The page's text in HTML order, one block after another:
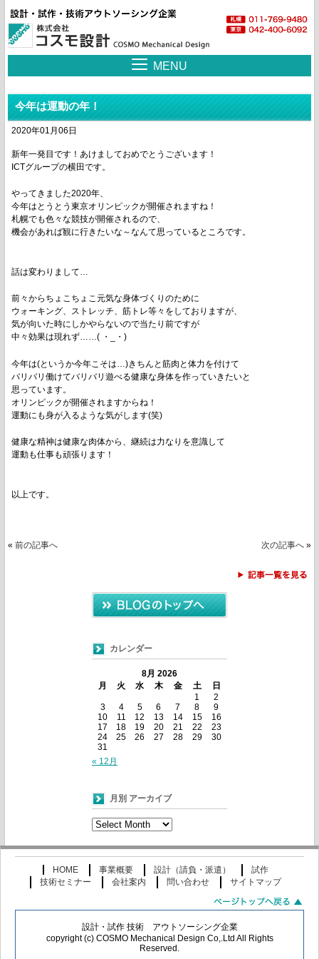
MENU
今年は運動の年！
2020年01月06日
新年一発目です！あけましておめでとうございます！
ICTグループの横田です。
やってきました2020年、
今年はとうとう東京オリンピックが開催されますね！
札幌でも色々な競技が開催されるので、
機会があれば観に行きたいな～なんて思っているところです。
話は変わりまして…
前々からちょこちょこ元気な身体づくりのために
ウォーキング、ストレッチ、筋トレ等々をしておりますが、
気が向いた時にしかやらないので当たり前ですが
中々効果は現れず……( ・_・)
今年は(というか今年こそは…)きちんと筋肉と体力を付けて
バリバリ働けてバリバリ遊べる健康な身体を作っていきたいと
思っています。
オリンピックが開催されますからね！
運動にも身が入るような気がします(笑)
健康な精神は健康な肉体から、継続は力なりを意識して
運動も仕事も頑張ります！
以上です。
«前の記事へ 次の記事へ»
カレンダー
8月 2026
月
火 水 木 金 土
日
1
2
3
4 5 6 7 8
9
10
11 12 13 14 15
16
17
18 19 20 21 22
23
24
25 26 27 28 29
30
31
« 12月
月別 アーカイブ
月
ア
ー
カ
HOME 事業概要 設計（請負・派遣）
試作
技術セミナー
会社案内 問い合わせ サイトマップ
設計・試作 技術 アウトソーシング企業
copyright (c) COSMO Mechanical Design Co,.Ltd All Rights
Reserved.